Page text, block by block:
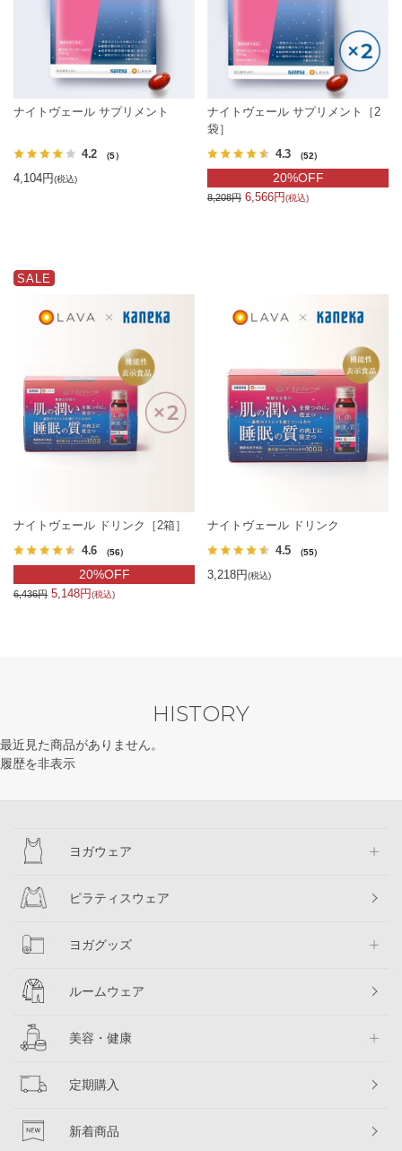
ナイトヴェール サプリメント
4.2 （5）
4,104円(税込)
ナイトヴェール サプリメント［2
袋］
4.3 （52）
20%OFF
8,208円 6,566円(税込)
SALE
ナイトヴェール ドリンク［2箱］
4.6 （56）
20%OFF
6,436円 5,148円(税込)
ナイトヴェール ドリンク
4.5 （55）
3,218円(税込)
HISTORY
最近見た商品がありません。
履歴を非表示
ヨガウェア
ピラティスウェア
ヨガグッズ
ルームウェア
美容・健康
定期購入
新着商品